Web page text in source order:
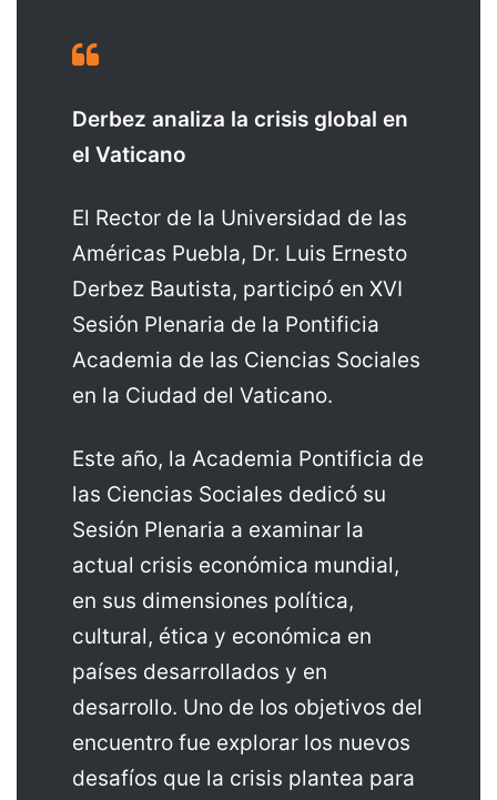
Derbez analiza la crisis global en
el Vaticano
El Rector de la Universidad de las
Américas Puebla, Dr. Luis Ernesto
Derbez Bautista, participó en XVI
Sesión Plenaria de la Pontificia
Academia de las Ciencias Sociales
en la Ciudad del Vaticano.
Este año, la Academia Pontificia de
las Ciencias Sociales dedicó su
Sesión Plenaria a examinar la
actual crisis económica mundial,
en sus dimensiones política,
cultural, ética y económica en
países desarrollados y en
desarrollo. Uno de los objetivos del
encuentro fue explorar los nuevos
desafíos que la crisis plantea para